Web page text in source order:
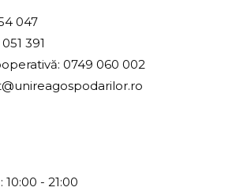
047
391
0749 060 002
- 21:00